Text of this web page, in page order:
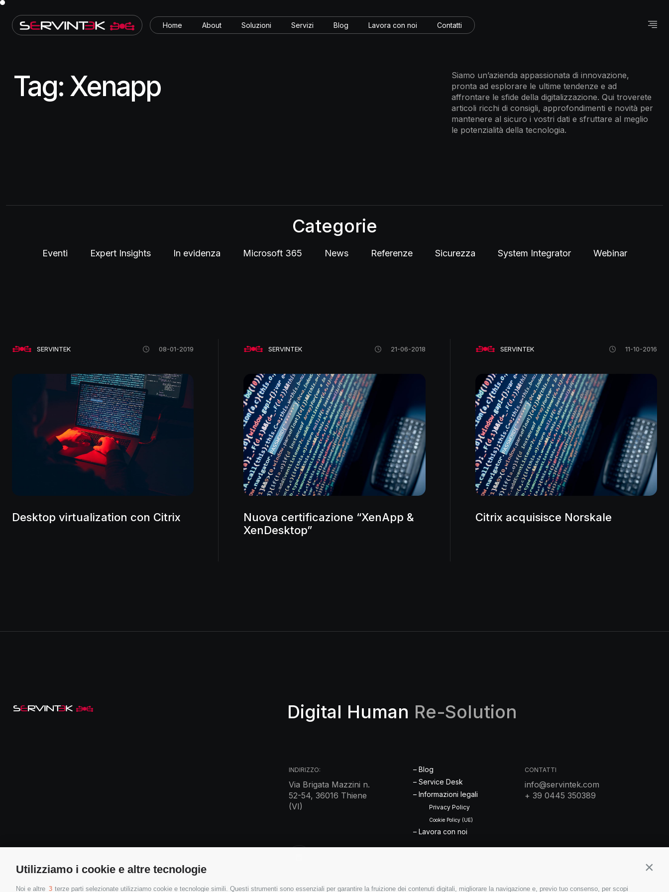
Utilizziamo i cookie e altre tecnologie
Noi e altre 3 terze parti selezionate utilizziamo cookie e tecnologie simili. Questi strumenti sono essenziali per garantire la fruizione dei contenuti digitali, migliorare la navigazione e, previo tuo consenso, per scopi
Home About Soluzioni Servizi Blog Lavora con noi Contatti
Tag: Xenapp
Siamo un’azienda appassionata di innovazione,
pronta ad esplorare le ultime tendenze e ad
affrontare le sfide della digitalizzazione. Qui troverete
articoli ricchi di consigli, approfondimenti e novità per
mantenere al sicuro i vostri dati e sfruttare al meglio
le potenzialità della tecnologia.
Categorie
Eventi Expert Insights In evidenza Microsoft 365 News Referenze Sicurezza System Integrator Webinar
SERVINTEK 08-01-2019
Desktop virtualization con Citrix
SERVINTEK 21-06-2018
Nuova certificazione “XenApp &
XenDesktop”
SERVINTEK 11-10-2016
Citrix acquisisce Norskale
Digital Human Re-Solution
INDIRIZZO:
Via Brigata Mazzini n.
52-54, 36016 Thiene
(VI)
– Blog
– Service Desk
– Informazioni legali
Privacy Policy
Cookie Policy (UE)
– Lavora con noi
CONTATTI
info@servintek.com
+ 39 0445 350389